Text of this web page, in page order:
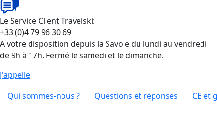
Le Service Client Travelski:
+33 (0)4 79 96 30 69
A votre disposition depuis la Savoie du lundi au vendredi
de 9h à 17h. Fermé le samedi et le dimanche.
J'appelle
Qui sommes-nous ?
Questions et réponses CE et